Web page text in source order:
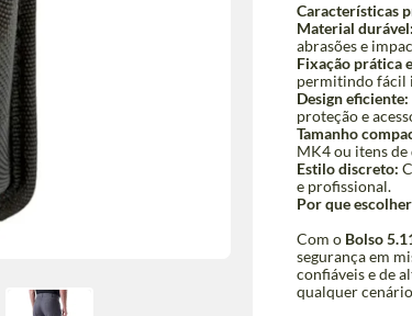
Características
Material durável:
abrasões e
Fixação prática
permitindo fácil
Design eficiente:
proteção e
Tamanho
MK4 ou itens de
Estilo discreto:
e profissional.
Por que
Com o Bolso
segurança em
confiáveis e de
qualquer